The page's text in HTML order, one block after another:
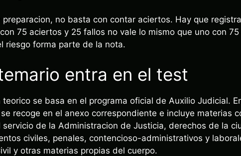
preparacion, no basta con contar aciertos. Hay que
75 aciertos y 25 fallos no vale lo mismo que uno con
riesgo forma parte de la nota.
entra en el test
teorico se basa en el programa oficial de Auxilio Judicial.
recoge en el anexo correspondiente e incluye materias
servicio de la Administracion de Justicia, derechos de la
civiles, penales, contencioso-administrativos y
y otras materias propias del cuerpo.